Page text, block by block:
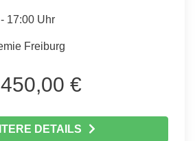
17:00 Uhr
Freiburg
450,00 €
DETAILS